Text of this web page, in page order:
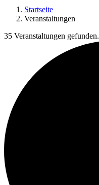
Startseite
Veranstaltungen
35 Veranstaltungen gefunden.